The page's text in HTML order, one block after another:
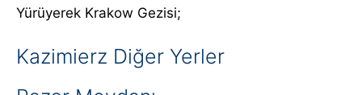
Yürüyerek Krakow Gezisi;
Kazimierz Diğer Yerler